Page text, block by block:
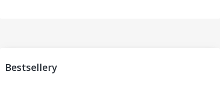
Bestsellery